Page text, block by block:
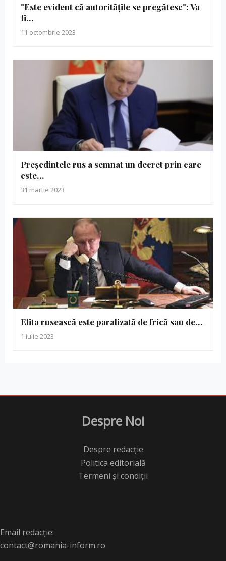
"Este evident că autoritățile se pregătesc": Va
fi…
11 octombrie 2023
Președintele rus a semnat un decret prin care
este…
31 martie 2023
Elita rusească este paralizată de frică sau de…
1 iulie 2023
Despre Noi
Despre redacție
Politica editorială
Termeni și condiții
Email redacție:
contact@romania-inform.ro